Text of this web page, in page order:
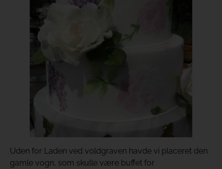
Uden for Laden ved voldgraven havde vi placeret den
gamle vogn, som skulle være buffet for